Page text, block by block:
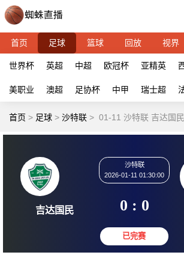
首页 足球 篮球 回放 视界
世界杯 英超 中超 欧冠杯 亚精英
美职业 澳超 足协杯 中甲 瑞士超
首页 > 足球 > 沙特联 > 01-11 沙特联 吉达国
吉达国民
2026-01-11
0 : 0